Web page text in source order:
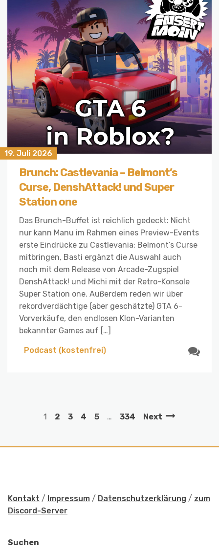
19. Juli 2026
Brunch: Castlevania – Belmont’s
Curse, DenshAttack! und Super
Station one
Das Brunch-Buffet ist reichlich gedeckt: Nicht
nur kann Manu im Rahmen eines Preview-Events
erste Eindrücke zu Castlevania: Belmont’s Curse
mitbringen, Basti ergänzt die Auswahl auch
noch mit dem Release von Arcade-Zugspiel
DenshAttack! und Michi mit der Retro-Konsole
Super Station one. Außerdem reden wir über
rekordverdächtige (aber geschätzte) GTA 6-
Vorverkäufe, den endlosen Klon-Varianten
bekannter Games auf […]
Podcast (kostenfrei)
1 2 3 4 5 … 334 Next
Kontakt / Impressum / Datenschutzerklärung / zum
Discord-Server
Suchen